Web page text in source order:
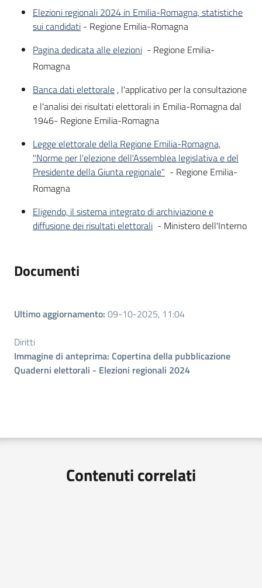
Elezioni regionali 2024 in Emilia-Romagna, statistiche
sui candidati - Regione Emilia-Romagna
Pagina dedicata alle elezioni - Regione Emilia-
Romagna
Banca dati elettorale, l'applicativo per la consultazione
e l'analisi dei risultati elettorali in Emilia-Romagna dal
1946- Regione Emilia-Romagna
Legge elettorale della Regione Emilia-Romagna,
"Norme per l'elezione dell'Assemblea legislativa e del
Presidente della Giunta regionale" - Regione Emilia-
Romagna
Eligendo, il sistema integrato di archiviazione e
diffusione dei risultati elettorali - Ministero dell'Interno
Documenti
Ultimo aggiornamento: 09-10-2025, 11:04
Diritti
Immagine di anteprima: Copertina della pubblicazione
Quaderni elettorali - Elezioni regionali 2024
Contenuti correlati